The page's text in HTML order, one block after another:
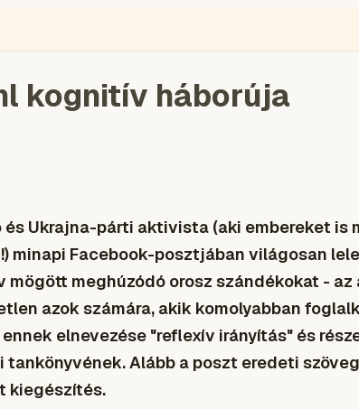
kognitív háborúja
és Ukrajna-párti aktivista (aki embereket is
minapi Facebook-posztjában világosan
meghúzódó orosz szándékokat -
azok számára, akik komolyabban
elnevezése "reflexív irányítás" és
tankönyvének. Alább a poszt eredeti
kiegészítés.